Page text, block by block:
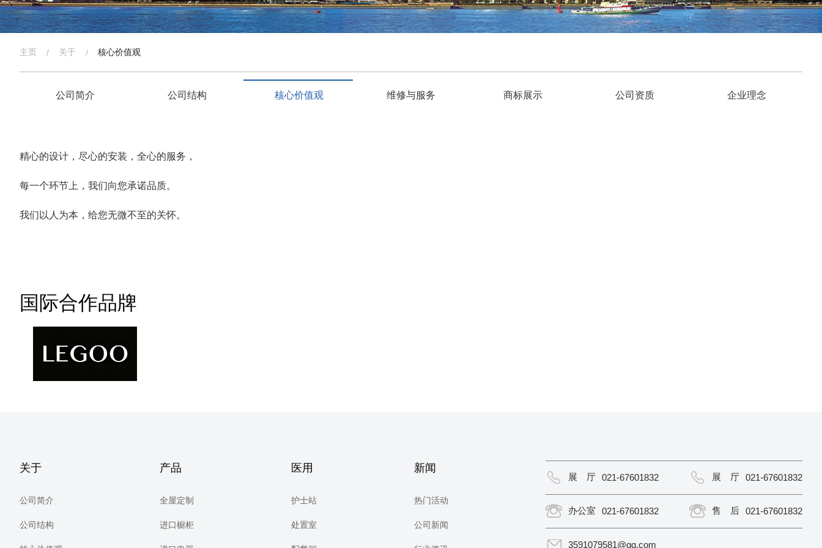
主页 / 关于 / 核心价值观
公司简介 公司结构 核心价值观 维修与服务 商标展示 公司资质 企业理念
精心的设计，尽心的安装，全心的服务，
每一个环节上，我们向您承诺品质。
我们以人为本，给您无微不至的关怀。
国际合作品牌
关于
公司简介
公司结构
产品
全屋定制
进口橱柜
医用
护士站
处置室
新闻
热门活动
公司新闻
展 厅 021-67601832 展 厅 021-67601832
办公室 021-67601832 售 后 021-67601832
3591079581@qq.com